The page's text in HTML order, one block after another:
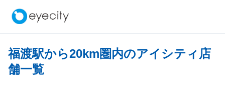
福渡駅から20km圏内のアイシティ店
舗一覧